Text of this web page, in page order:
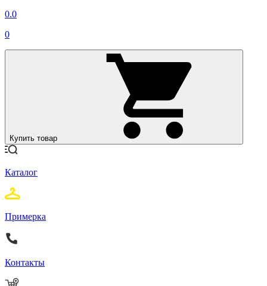
0.0
0
Купить товар
Каталог
Примерка
Контакты